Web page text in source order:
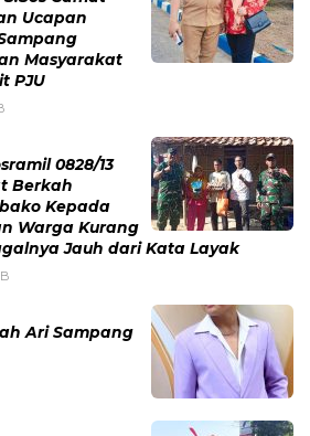
Ucapan
Masyarakat
PJU
0828/13
Berkah
Kepada
Warga Kurang
Jauh dari Kata Layak
Ari Sampang